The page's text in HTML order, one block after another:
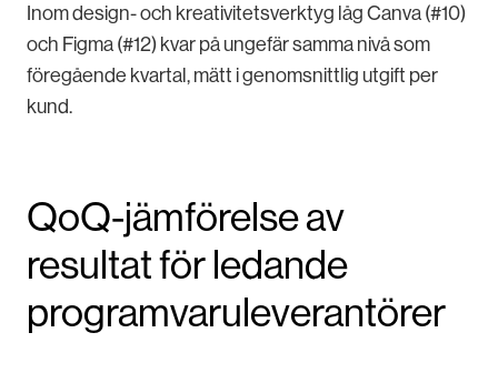
Inom design- och kreativitetsverktyg låg Canva (#10)
och Figma (#12) kvar på ungefär samma nivå som
föregående kvartal, mätt i genomsnittlig utgift per
kund.
QoQ-jämförelse av
resultat för ledande
programvaruleverantörer